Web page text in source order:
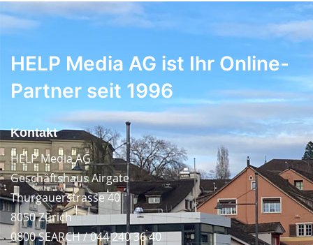
HELP Media AG ist Ihr Online-
Partner seit 1996
Kontakt
HELP Media AG
Geschäftshaus Airgate
Thurgauerstrasse 40
8050 Zürich
0800 SEARCH / 044 240 36 40